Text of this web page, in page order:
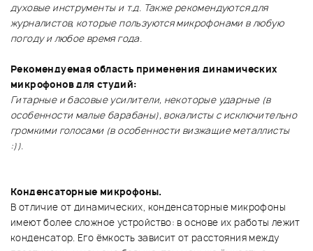
духовые инструменты и т.д. Также рекомендуются для
журналистов, которые пользуются микрофонами в любую
погоду и любое время года.
Рекомендуемая область применения динамических
микрофонов для студий:
Гитарные и басовые усилители, некоторые ударные (в
особенности малые барабаны), вокалисты с исключительно
громкими голосами (в особенности визжащие металлисты
:)).
Конденсаторные микрофоны.
В отличие от динамических, конденсаторные микрофоны
имеют более сложное устройство: в основе их работы лежит
конденсатор. Его ёмкость зависит от расстояния между